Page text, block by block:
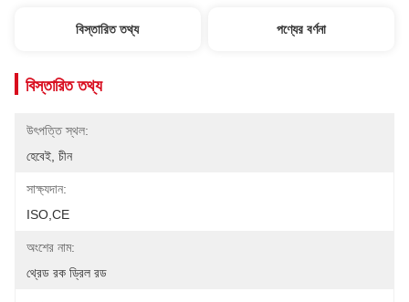
বিস্তারিত তথ্য পণ্যের বর্ণনা
বিস্তারিত তথ্য
উৎপত্তি স্থল:
হেবেই, চীন
সাক্ষ্যদান:
ISO,CE
অংশের নাম:
থ্রেড রক ড্রিল রড